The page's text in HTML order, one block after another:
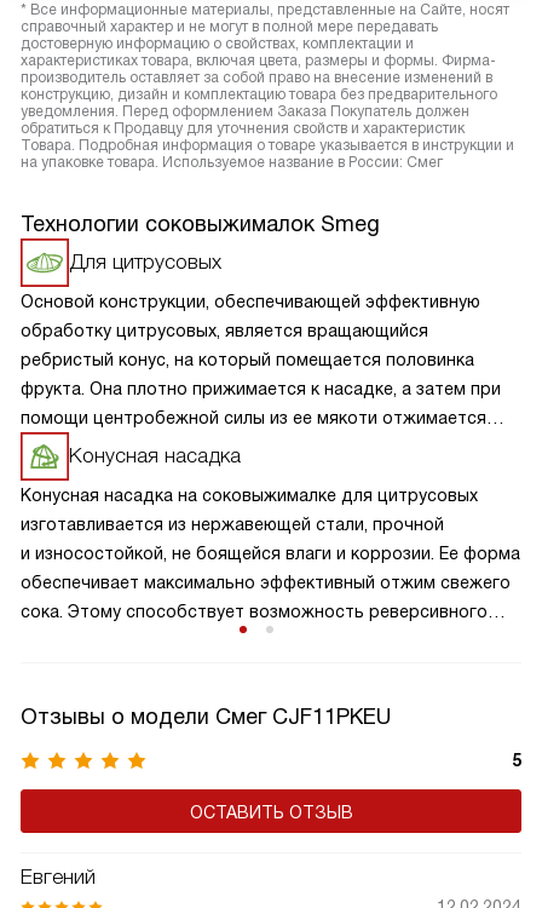
* Все информационные материалы, представленные на Сайте, носят
справочный характер и не могут в полной мере передавать
достоверную информацию о свойствах, комплектации и
характеристиках товара, включая цвета, размеры и формы. Фирма-
производитель оставляет за собой право на внесение изменений в
конструкцию, дизайн и комплектацию товара без предварительного
уведомления. Перед оформлением Заказа Покупатель должен
обратиться к Продавцу для уточнения свойств и характеристик
Товара. Подробная информация о товаре указывается в инструкции и
на упаковке товара. Используемое название в России: Смег
Технологии соковыжималок Smeg
Для цитрусовых
Основой конструкции, обеспечивающей эффективную
обработку цитрусовых, является вращающийся
ребристый конус, на который помещается половинка
фрукта. Она плотно прижимается к насадке, а затем при
помощи центробежной силы из ее мякоти отжимается
сок, попадающий в накопительный сосуд.
Конусная насадка
Конусная насадка на соковыжималке для цитрусовых
изготавливается из нержавеющей стали, прочной
и износостойкой, не боящейся влаги и коррозии. Ее форма
обеспечивает максимально эффективный отжим свежего
сока. Этому способствует возможность реверсивного
Отзывы о модели Смег CJF11PKEU
5
ОСТАВИТЬ ОТЗЫВ
Евгений